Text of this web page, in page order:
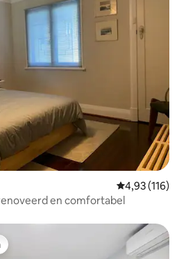
Gemiddelde
4,93 (116)
en comfortabel